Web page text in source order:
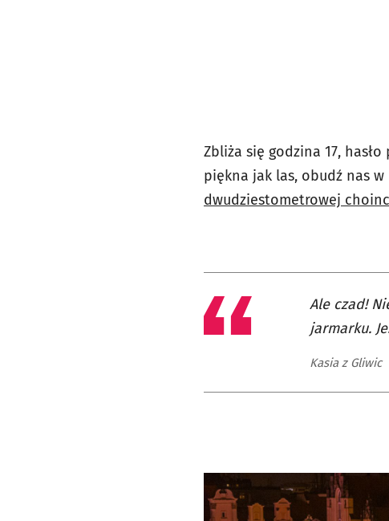
Zbliża się godzina 17,
piękna jak las, obudź nas w
dwudziestometrowej
Ale czad!
jarmarku.
Kasia z Gliwic